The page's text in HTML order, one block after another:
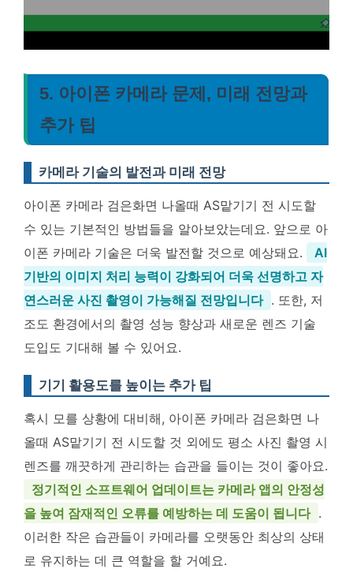
5. 아이폰 카메라 문제, 미래 전망과
추가 팁
카메라 기술의 발전과 미래 전망
아이폰 카메라 검은화면 나올때 AS맡기기 전 시도할
수 있는 기본적인 방법들을 알아보았는데요. 앞으로 아
이폰 카메라 기술은 더욱 발전할 것으로 예상돼요.
AI
기반의 이미지 처리 능력이 강화되어 더욱 선명하고 자
연스러운 사진 촬영이 가능해질 전망입니다 . 또한, 저
조도 환경에서의 촬영 성능 향상과 새로운 렌즈 기술
도입도 기대해 볼 수 있어요.
기기 활용도를 높이는 추가 팁
혹시 모를 상황에 대비해, 아이폰 카메라 검은화면 나
올때 AS맡기기 전 시도할 것 외에도 평소 사진 촬영 시
렌즈를 깨끗하게 관리하는 습관을 들이는 것이 좋아요.
정기적인 소프트웨어 업데이트는 카메라 앱의 안정성
을 높여 잠재적인 오류를 예방하는 데 도움이 됩니다 .
이러한 작은 습관들이 카메라를 오랫동안 최상의 상태
로 유지하는 데 큰 역할을 할 거예요.